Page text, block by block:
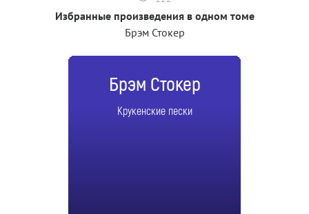
Избранные произведения в одном томе
Брэм Стокер
Брэм Стокер
Крукенские пески